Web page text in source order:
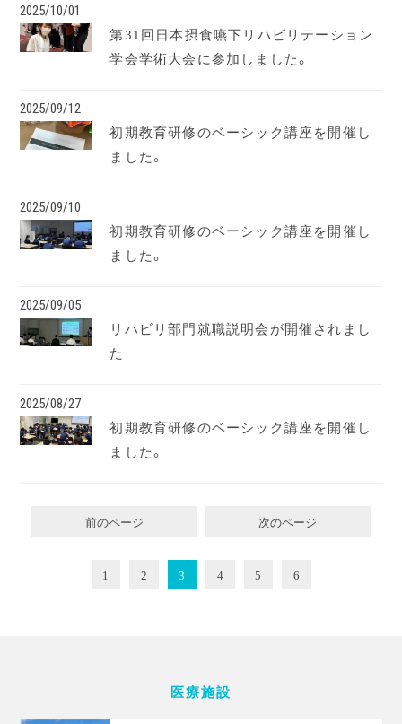
2025/10/01
第31回日本摂食嚥下リハビリテーション
学会学術大会に参加しました。
2025/09/12
初期教育研修のベーシック講座を開催し
ました。
2025/09/10
初期教育研修のベーシック講座を開催し
ました。
2025/09/05
リハビリ部門就職説明会が開催されまし
た
2025/08/27
初期教育研修のベーシック講座を開催し
ました。
前のページ 次のページ
1 2 3 4 5 6
医療施設